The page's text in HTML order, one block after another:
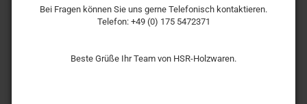
Bei Fragen können Sie uns gerne Telefonisch kontaktieren.
Telefon: +49 (0) 175 5472371
Beste Grüße Ihr Team von HSR-Holzwaren.